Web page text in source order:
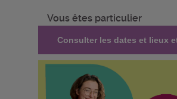
Vous êtes particulier
Consulter les dates et lieux